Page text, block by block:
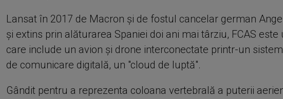
Lansat în 2017 de Macron şi de fostul cancelar german
şi extins prin alăturarea Spaniei doi ani mai târziu, FCAS este
care include un avion şi drone interconectate printr-un
de comunicare digitală, un "cloud de luptă".
Gândit pentru a reprezenta coloana vertebrală a puterii